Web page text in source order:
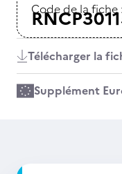
Code de la fiche
Télécharger la
Supplément